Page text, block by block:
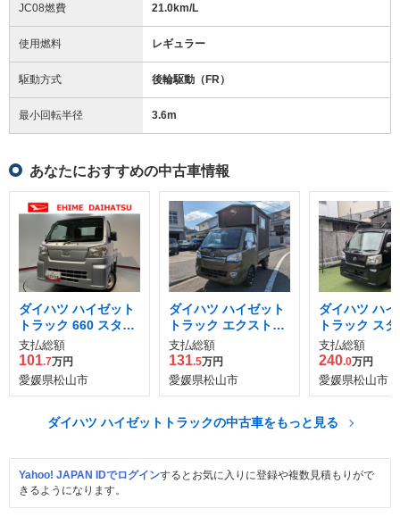
JC08燃費 21.0km/L
使用燃料 レギュラー
駆動方式 後輪駆動（FR）
最小回転半径 3.6m
あなたにおすすめの中古車情報
ダイハツ ハイゼット
トラック 660 スタン
ダード 3方開
支払総額
101.7万円
愛媛県松山市
ダイハツ ハイゼット
トラック エクストラ
サウナ小屋仕様車
支払総額
131.5万円
愛媛県松山市
ダイハツ ハ
トラック ス
ド ハードカ
リア＆ゲ
支払総額
240.0万円
愛媛県松山市
ダイハツ ハイゼットトラックの中古車をもっと見る
Yahoo! JAPAN IDでログインするとお気に入りに登録や複数見積もりがで
きるようになります。